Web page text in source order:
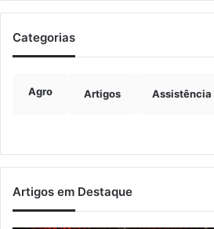
Categorias
Agro Artigos Assistência
Artigos em Destaque